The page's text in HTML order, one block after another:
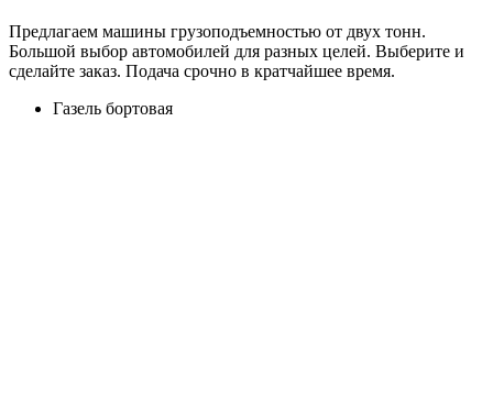
Предлагаем машины грузоподъемностью от двух тонн.
Большой выбор автомобилей для разных целей. Выберите и
сделайте заказ. Подача срочно в кратчайшее время.
Газель бортовая